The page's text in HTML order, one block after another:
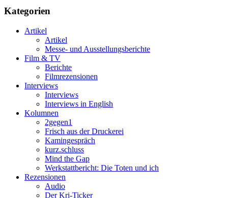
Kategorien
Artikel
Artikel
Messe- und Ausstellungsberichte
Film & TV
Berichte
Filmrezensionen
Interviews
Interviews
Interviews in English
Kolumnen
2gegen1
Frisch aus der Druckerei
Kamingespräch
kurz.schluss
Mind the Gap
Werkstattbericht: Die Toten und ich
Rezensionen
Audio
Der Kri-Ticker